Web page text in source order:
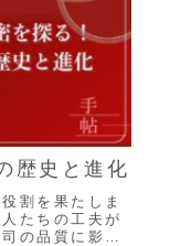
歴史と進化
割を果たしま
たちの工夫が
の品質に影響